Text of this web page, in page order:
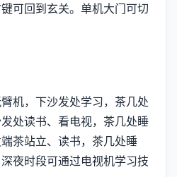
可回到玄关。 单机大门可切
机，下沙发处学习，茶几处
处读书、看电视，茶几处睡
茶站立、读书，茶几处睡
深夜时段可通过电视机学习技